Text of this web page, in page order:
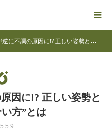
調の原因に!? 正しい姿勢との“付き合い方”とは
因に!? 正しい姿勢と
方”とは